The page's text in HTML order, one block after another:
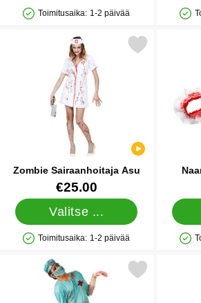
Saatavuus: Varastossa
Toimitusaika: 1-2 päivää
Zombie Sairaanhoitaja Asu
Tuote.nro 39576
€25.00
Valitse ...
Saatavuus: Varastossa
Toimitusaika: 1-2 päivää
Merkitse zombie Sairaanhoitaja
Merkitse zombie Kirurgi